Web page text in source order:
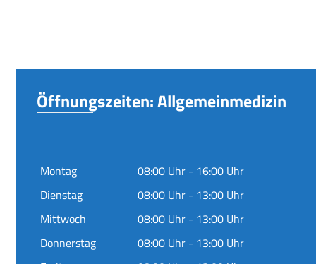
Öffnungszeiten: Allgemeinmedizin
Montag
08:00 Uhr - 16:00 Uhr
Dienstag
08:00 Uhr - 13:00 Uhr
Mittwoch
08:00 Uhr - 13:00 Uhr
Donnerstag
08:00 Uhr - 13:00 Uhr